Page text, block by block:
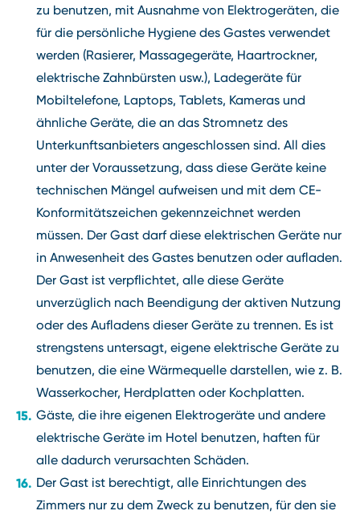
zu benutzen, mit Ausnahme von Elektrogeräten, die
für die persönliche Hygiene des Gastes verwendet
werden (Rasierer, Massagegeräte, Haartrockner,
elektrische Zahnbürsten usw.), Ladegeräte für
Mobiltelefone, Laptops, Tablets, Kameras und
ähnliche Geräte, die an das Stromnetz des
Unterkunftsanbieters angeschlossen sind. All dies
unter der Voraussetzung, dass diese Geräte keine
technischen Mängel aufweisen und mit dem CE-
Konformitätszeichen gekennzeichnet werden
müssen. Der Gast darf diese elektrischen Geräte nur
in Anwesenheit des Gastes benutzen oder aufladen.
Der Gast ist verpflichtet, alle diese Geräte
unverzüglich nach Beendigung der aktiven Nutzung
oder des Aufladens dieser Geräte zu trennen. Es ist
strengstens untersagt, eigene elektrische Geräte zu
benutzen, die eine Wärmequelle darstellen, wie z. B.
Wasserkocher, Herdplatten oder Kochplatten.
Gäste, die ihre eigenen Elektrogeräte und andere
elektrische Geräte im Hotel benutzen, haften für
alle dadurch verursachten Schäden.
Der Gast ist berechtigt, alle Einrichtungen des
Zimmers nur zu dem Zweck zu benutzen, für den sie